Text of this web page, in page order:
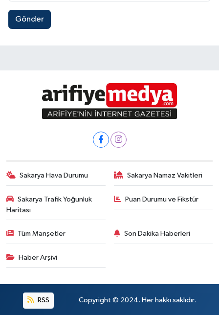
Gönder
Sakarya Hava Durumu Sakarya Namaz Vakitleri
Sakarya Trafik Yoğunluk
Haritası
Puan Durumu ve Fikstür
Tüm Manşetler Son Dakika Haberleri
Haber Arşivi
RSS Copyright © 2024. Her hakkı saklıdır.